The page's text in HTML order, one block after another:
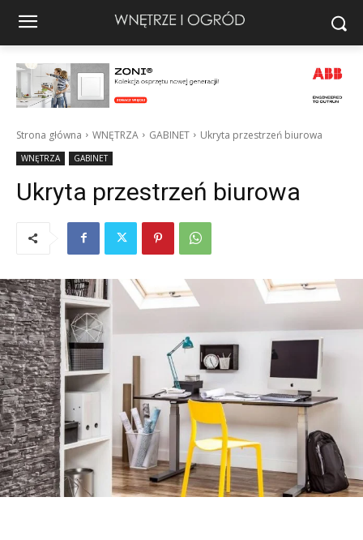
Strona główna WNĘTRZA GABINET Ukryta przestrzeń biurowa
WNĘTRZA GABINET
Ukryta przestrzeń biurowa